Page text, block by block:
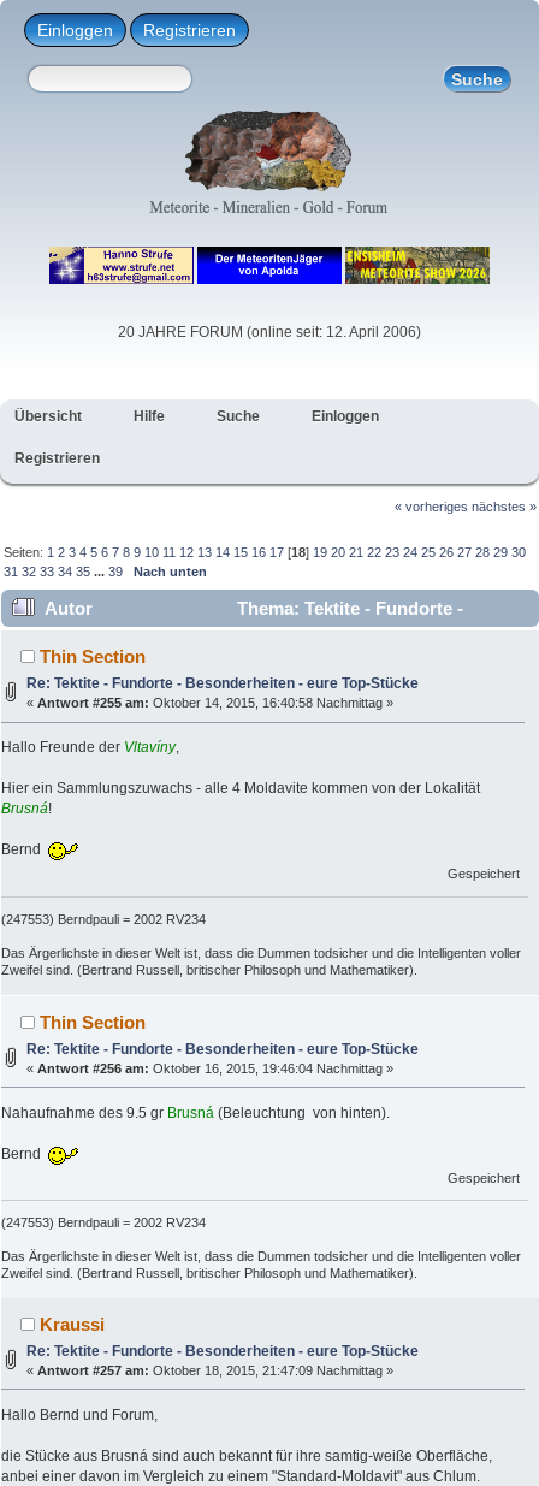
Einloggen Registrieren
20 JAHRE FORUM (online seit: 12. April 2006)
Übersicht Hilfe Suche Einloggen
Registrieren
« vorheriges nächstes »
Seiten: 1 2 3 4 5 6 7 8 9 10 11 12 13 14 15 16 17 [18] 19 20 21 22 23 24 25 26 27 28 29 30
31 32 33 34 35 ...39 Nach unten
Autor
Thema: Tektite - Fundorte -
Besonderheiten - eure Top-Stücke (Gelesen 271542 mal)
Thin Section
Re: Tektite - Fundorte - Besonderheiten - eure Top-Stücke
«Antwort #255 am: Oktober 14, 2015, 16:40:58 Nachmittag »
Hallo Freunde der Vltavíny,
Hier ein Sammlungszuwachs - alle 4 Moldavite kommen von der Lokalität
Brusná!
Bernd
Gespeichert
(247553) Berndpauli = 2002 RV234
Das Ärgerlichste in dieser Welt ist, dass die Dummen todsicher und die Intelligenten voller
Zweifel sind. (Bertrand Russell, britischer Philosoph und Mathematiker).
Thin Section
Re: Tektite - Fundorte - Besonderheiten - eure Top-Stücke
«Antwort #256 am: Oktober 16, 2015, 19:46:04 Nachmittag »
Nahaufnahme des 9.5 gr Brusná (Beleuchtung von hinten).
Bernd
Gespeichert
(247553) Berndpauli = 2002 RV234
Das Ärgerlichste in dieser Welt ist, dass die Dummen todsicher und die Intelligenten voller
Zweifel sind. (Bertrand Russell, britischer Philosoph und Mathematiker).
Kraussi
Re: Tektite - Fundorte - Besonderheiten - eure Top-Stücke
«Antwort #257 am: Oktober 18, 2015, 21:47:09 Nachmittag »
Hallo Bernd und Forum,
die Stücke aus Brusná sind auch bekannt für ihre samtig-weiße Oberfläche,
anbei einer davon im Vergleich zu einem "Standard-Moldavit" aus Chlum.